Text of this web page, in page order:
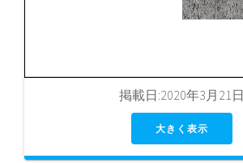
掲載日:2020年3月21日
大きく表示